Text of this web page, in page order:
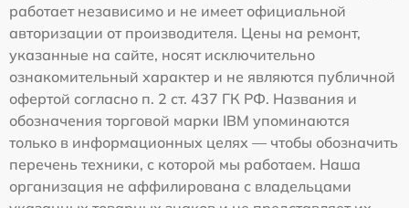
работает независимо и не имеет официальной
авторизации от производителя. Цены на ремонт,
указанные на сайте, носят исключительно
ознакомительный характер и не являются публичной
офертой согласно п. 2 ст. 437 ГК РФ. Названия и
обозначения торговой марки IBM упоминаются
только в информационных целях — чтобы обозначить
перечень техники, с которой мы работаем. Наша
организация не аффилирована с владельцами